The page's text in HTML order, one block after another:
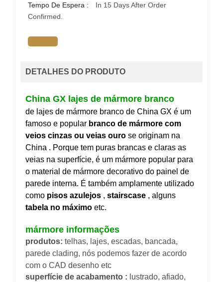
Tempo De Espera :
In 15 Days After Order
Confirmed.
DETALHES DO PRODUTO
China GX lajes de mármore branco
de lajes de mármore branco de China GX é um
famoso e popular branco de mármore com
veios cinzas ou veias ouro se originam na
China . Porque tem puras brancas e claras as
veias na superfície, é um mármore popular para
o material de mármore decorativo do painel de
parede interna. É também amplamente utilizado
como pisos azulejos , stairscase , alguns
tabela no máximo etc.
mármore informações
produtos: telhas, lajes, escadas, bancada,
parede clading, nós podemos fazer de acordo
com o CAD desenho etc
superfície de acabamento : lustrado, afiado,